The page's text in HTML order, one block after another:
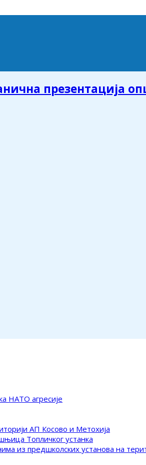
презентација
НАТО агресије
АП Косово и Метохија
Топличког устанка
из предшколских установа на